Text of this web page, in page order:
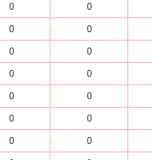
0 0
0 0
0 0
0 0
0 0
0 0
0 0